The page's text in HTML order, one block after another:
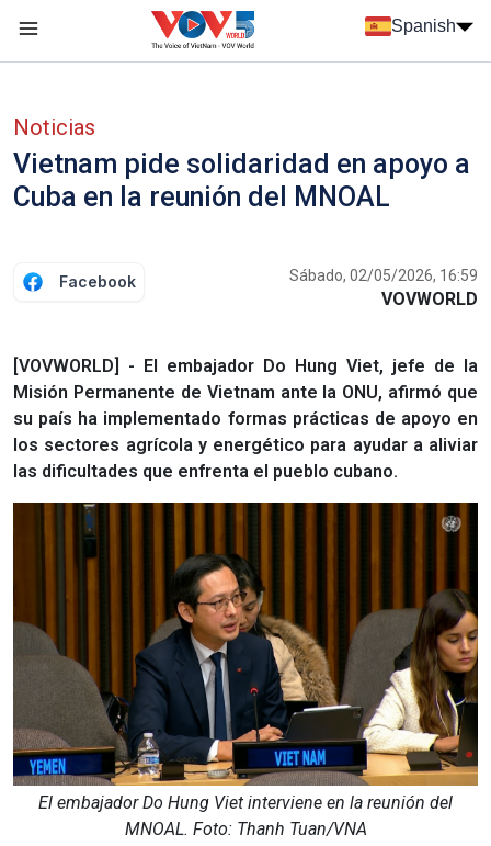
Spanish
Noticias
Vietnam pide solidaridad en apoyo a
Cuba en la reunión del MNOAL
Facebook Sábado, 02/05/2026, 16:59
VOVWORLD
[VOVWORLD] - El embajador Do Hung Viet, jefe de la
Misión Permanente de Vietnam ante la ONU, afirmó que
su país ha implementado formas prácticas de apoyo en
los sectores agrícola y energético para ayudar a aliviar
las dificultades que enfrenta el pueblo cubano.
El embajador Do Hung Viet interviene en la reunión del
MNOAL. Foto: Thanh Tuan/VNA